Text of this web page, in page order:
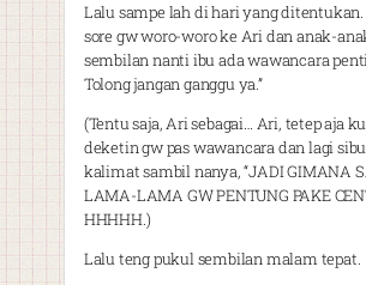
Lalu sampe lah di hari yang ditentukan.
sore gw woro-woro ke Ari dan anak-
sembilan nanti ibu ada wawancara
Tolong jangan ganggu ya.”
(Tentu saja, Ari sebagai… Ari, tetep aja
deketin gw pas wawancara dan lagi
kalimat sambil nanya, “JADI GIMANA
LAMA-LAMA GW PENTUNG PAKE
HHHHH.)
Lalu teng pukul sembilan malam tepat.